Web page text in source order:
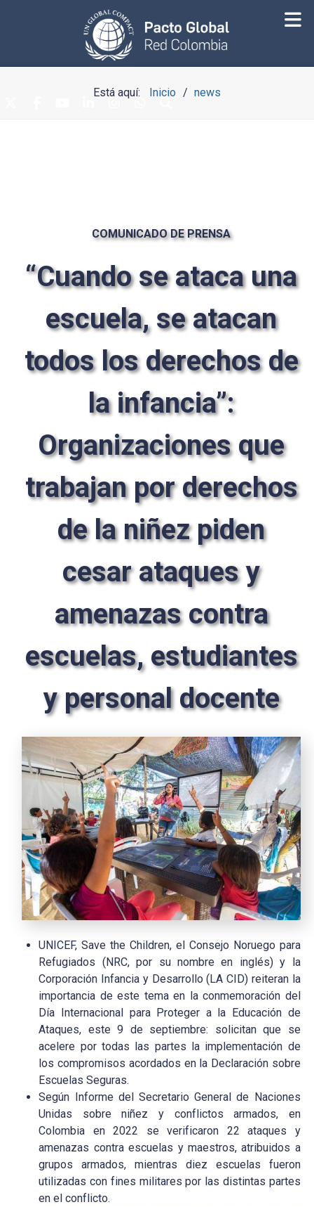
Está aquí: Inicio news
COMUNICADO DE PRENSA
“Cuando se ataca una
escuela, se atacan
todos los derechos de
la infancia”:
Organizaciones que
trabajan por derechos
de la niñez piden
cesar ataques y
amenazas contra
escuelas, estudiantes
y personal docente
UNICEF, Save the Children, el Consejo Noruego para
Refugiados (NRC, por su nombre en inglés) y la
Corporación Infancia y Desarrollo (LA CID) reiteran la
importancia de este tema en la conmemoración del
Día Internacional para Proteger a la Educación de
Ataques, este 9 de septiembre: solicitan que se
acelere por todas las partes la implementación de
los compromisos acordados en la Declaración sobre
Escuelas Seguras.
Según Informe del Secretario General de Naciones
Unidas sobre niñez y conflictos armados, en
Colombia en 2022 se verificaron 22 ataques y
amenazas contra escuelas y maestros, atribuidos a
grupos armados, mientras diez escuelas fueron
utilizadas con fines militares por las distintas partes
en el conflicto.